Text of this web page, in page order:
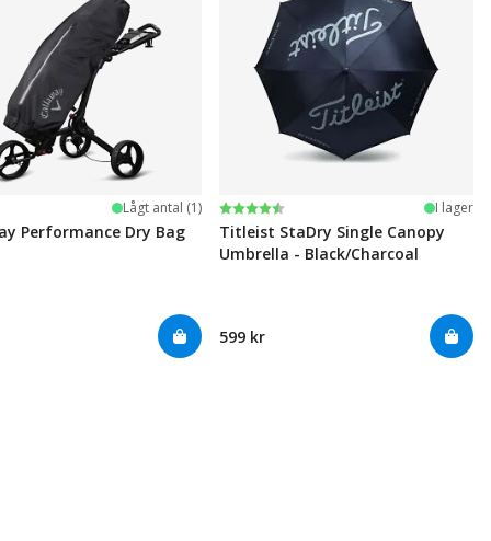
Lågt antal (1)
Performance Dry Bag
Betyg:
4.8 utav 5 stjärnor I lager
Titleist StaDry Single Canopy
Umbrella - Black/Charcoal
599 kr